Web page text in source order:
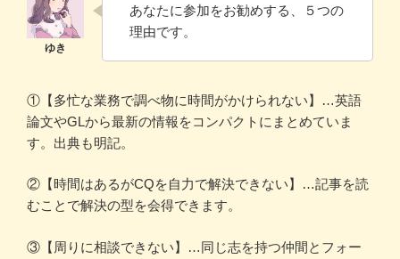
あなたに参加をお勧めする、５つの
理由です。
①【多忙な業務で調べ物に時間がかけられない】…英語
論文やGLから最新の情報をコンパクトにまとめていま
す。出典も明記。
②【時間はあるがCQを自力で解決できない】…記事を読
むことで解決の型を会得できます。
③【周りに相談できない】…同じ志を持つ仲間とフォー